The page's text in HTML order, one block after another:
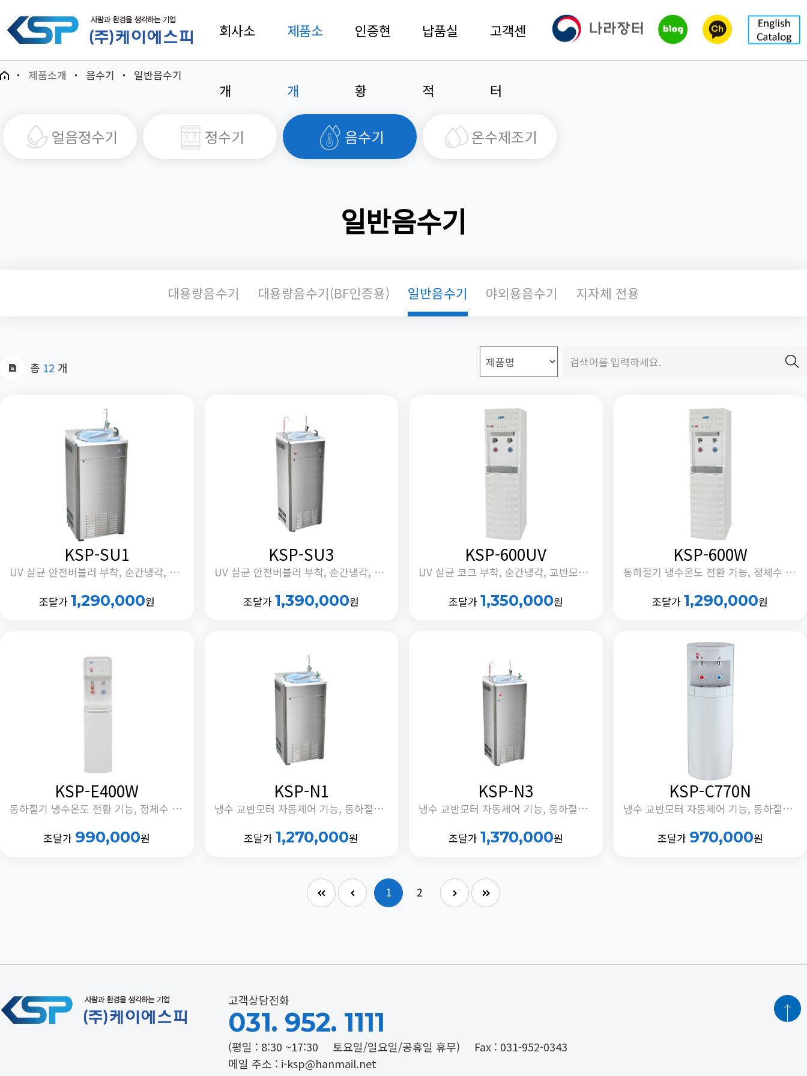
회사소
개
제품소
개
인증현
황
납품실
적
고객센
터
제품소개 음수기 일반음수기
얼음정수기 정수기 음수기 온수제조기
일반음수기
대용량음수기 대용량음수기(BF인증용) 일반음수기 야외용음수기 지자체 전용
총 12 개
KSP-SU1
UV 살균 안전버블러 부착, 순간냉각, 교반모터 제어기능, 동하절기 냉조절 기능, 안전취수부 부착, 정체수 자동배출 기능
조달가 1,290,000원
KSP-SU3
UV 살균 안전버블러 부착, 순간냉각, 교반모터 제어기능, 동하절기 냉조절 기능, 안전취수부 부착, 정체수 자동배출 기능
조달가1,390,000원
KSP-600UV
UV 살균 코크 부착, 순간냉각, 교반모터제어기능, 동하절기 전환기능, 정체수 자동배출기능
조달가 1,350,000원
KSP-600W
동하절기 냉수온도 전환 기능, 정체수 자동 배출타이머 내장
조달가1,290,000원
KSP-E400W
동하절기 냉수온도 전환 기능, 정체수 자동 배출타이머 내장
조달가 990,000원
KSP-N1
냉수 교반모터 자동제어 기능, 동하절기 냉수온도 전환 기능, 정체수 자동 배출타이머 내장
조달가1,270,000원
KSP-N3
냉수 교반모터 자동제어 기능, 동하절기 냉수온도 전환 기능, 정체수 자동 배출타이머 내장
조달가 1,370,000원
KSP-C770N
냉수 교반모터 자동제어 기능, 동하절기 냉수온도 전환 기능, 정체수 자동 배출타이머 내장
조달가 970,000원
1 2
고객상담전화
031. 952. 1111
(평일 : 8:30 ~17:30 토요일/일요일/공휴일 휴무)
Fax : 031-952-0343
메일 주소 : i-ksp@hanmail.net